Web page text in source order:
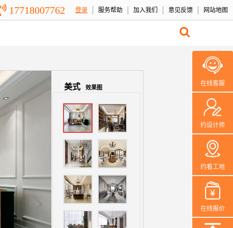
17718007762 登录 服务帮助 加入我们 意见反馈 网站地图
在线客服
约设计师
约看工地
在线报价
美式 效果图